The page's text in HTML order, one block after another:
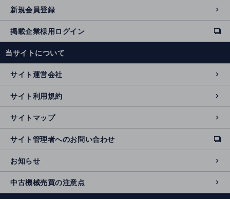
新規会員登録
掲載企業様用ログイン
ext
e
n
al
si
t
e
当サイトについて
サイト運営会社
サイト利用規約
サイトマップ
サイト管理者へのお問い合わせ
ext
e
r
n
al
si
お知らせ
中古機械売買の注意点